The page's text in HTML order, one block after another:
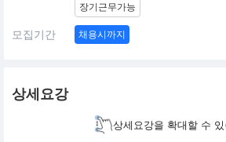
장기근무가능
모집기간 채용시까지
상세요강
상세요강을 확대할 수